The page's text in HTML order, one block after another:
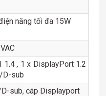
năng tối đa 15W
1.4 , 1 x DisplayPort 1.2
D-sub
sub, cáp Displayport